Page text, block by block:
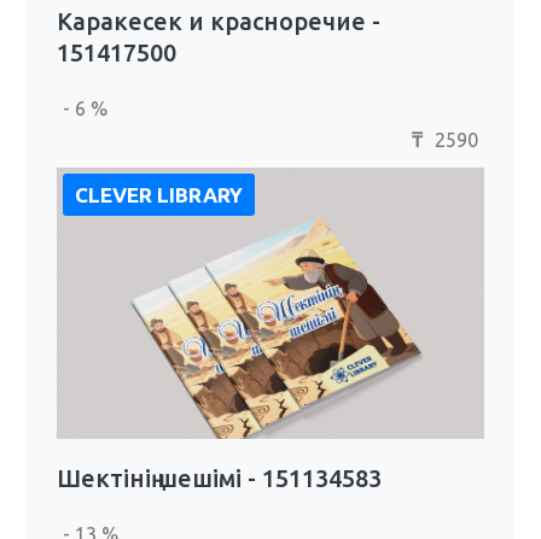
Каракесек и красноречие -
151417500
- 6 %
₸ 2590
CLEVER LIBRARY
Шектінің шешімі - 151134583
- 13 %